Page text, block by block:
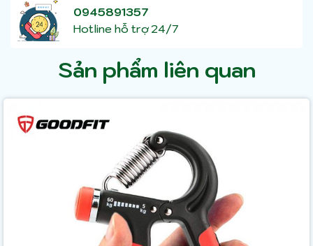
0945891357
Hotline hỗ trợ 24/7
Sản phẩm liên quan